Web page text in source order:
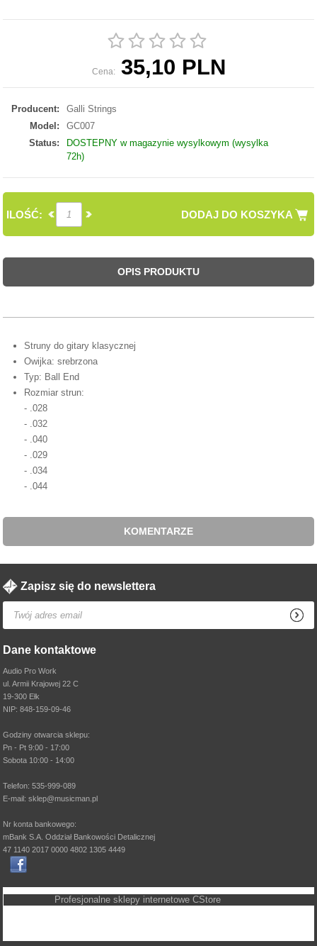
Cena: 35,10 PLN
Producent:
Galli Strings
Model:
GC007
Status:
DOSTEPNY w magazynie wysylkowym (wysylka
72h)
DODAJ DO KOSZYKA
ILOŚĆ:
OPIS PRODUKTU
Struny do gitary klasycznej
Owijka: srebrzona
Typ: Ball End
Rozmiar strun:
- .028
- .032
- .040
- .029
- .034
- .044
KOMENTARZE
Zapisz się do newslettera
Dane kontaktowe
Audio Pro Work
ul. Armii Krajowej 22 C
19-300 Ełk
NIP: 848-159-09-46
Godziny otwarcia sklepu:
Pn - Pt 9:00 - 17:00
Sobota 10:00 - 14:00
Telefon: 535-999-089
E-mail: sklep@musicman.pl
Nr konta bankowego:
mBank S.A. Oddział Bankowości Detalicznej
47 1140 2017 0000 4802 1305 4449
Profesjonalne sklepy internetowe CStore